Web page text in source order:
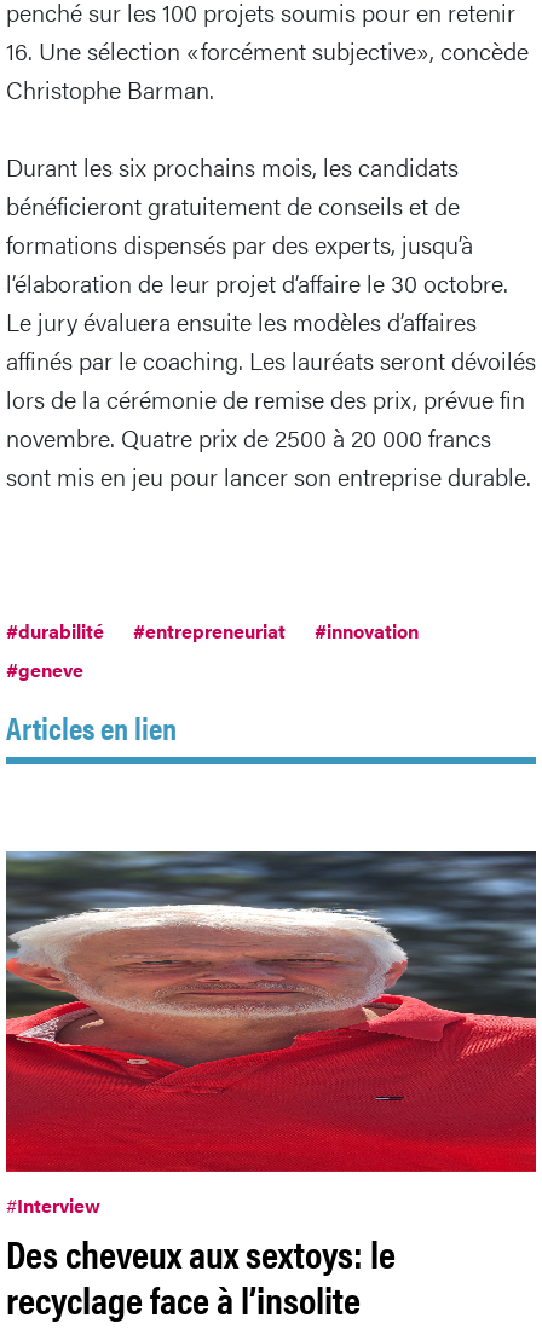
penché sur les 100 projets soumis pour en retenir
16. Une sélection «forcément subjective», concède
Christophe Barman.
Durant les six prochains mois, les candidats
bénéficieront gratuitement de conseils et de
formations dispensés par des experts, jusqu’à
l’élaboration de leur projet d’affaire le 30 octobre.
Le jury évaluera ensuite les modèles d’affaires
affinés par le coaching. Les lauréats seront dévoilés
lors de la cérémonie de remise des prix, prévue fin
novembre. Quatre prix de 2500 à 20 000 francs
sont mis en jeu pour lancer son entreprise durable.
#durabilité #entrepreneuriat
#innovation
#geneve
Articles en lien
#Interview
Des cheveux aux sextoys: le
recyclage face à l’insolite